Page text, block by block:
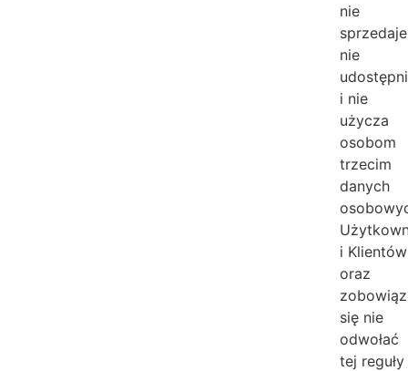
nie
nie
i nie
użycza
osobom
trzecim
danych
i Klientów
oraz
się nie
odwołać
tej reguły